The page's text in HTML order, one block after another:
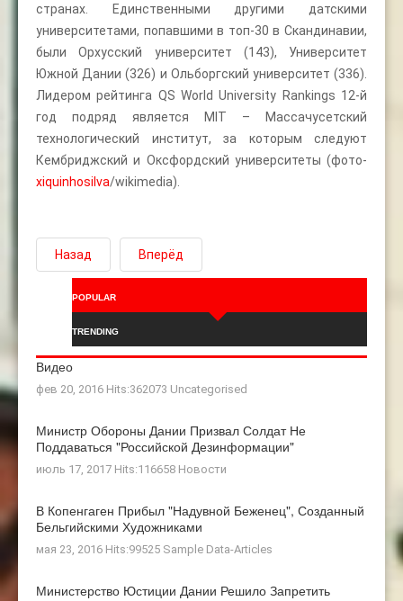
странах. Единственными другими датскими
университетами, попавшими в топ-30 в Скандинавии,
были Орхусский университет (143), Университет
Южной Дании (326) и Ольборгский университет (336).
Лидером рейтинга QS World University Rankings 12-й
год подряд является MIT – Массачусетский
технологический институт, за которым следуют
Кембриджский и Оксфордский университеты (фото-
xiquinhosilva/wikimedia).
Назад Вперёд
POPULAR
TRENDING
Видео
фев 20, 2016 Hits:362073 Uncategorised
Министр Обороны Дании Призвал Солдат Не
Поддаваться "российской Дезинформации"
июль 17, 2017 Hits:116658 Новости
В Копенгаген Прибыл "Надувной Беженец", Созданный
Бельгийскими Художниками
мая 23, 2016 Hits:99525 Sample Data-Articles
Министерство Юстиции Дании Решило Запретить